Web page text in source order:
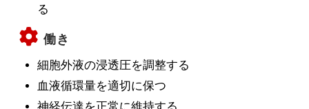
る
働き
細胞外液の浸透圧を調整する
血液循環量を適切に保つ
神経伝達を正常に維持する